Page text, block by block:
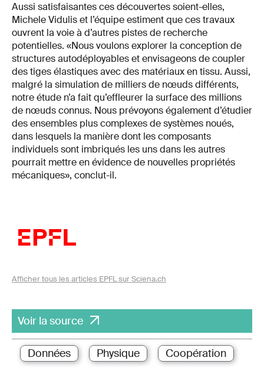
Aussi satisfaisantes ces découvertes soient-elles,
Michele Vidulis et l’équipe estiment que ces travaux
ouvrent la voie à d’autres pistes de recherche
potentielles. «Nous voulons explorer la conception de
structures autodéployables et envisageons de coupler
des tiges élastiques avec des matériaux en tissu. Aussi,
malgré la simulation de milliers de nœuds différents,
notre étude n’a fait qu’effleurer la surface des millions
de nœuds connus. Nous prévoyons également d’étudier
des ensembles plus complexes de systèmes noués,
dans lesquels la manière dont les composants
individuels sont imbriqués les uns dans les autres
pourrait mettre en évidence de nouvelles propriétés
mécaniques», conclut-il.
Afficher tous les articles EPFL sur Sciena.ch
Voir la source
Données Physique Coopération